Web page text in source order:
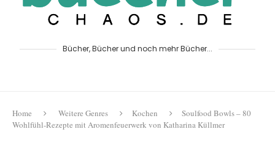
Bücher, Bücher und noch mehr Bücher...
Home Weitere Genres Kochen
Soulfood Bowls – 80
Wohlfühl-Rezepte mit Aromenfeuerwerk von Katharina Küllmer